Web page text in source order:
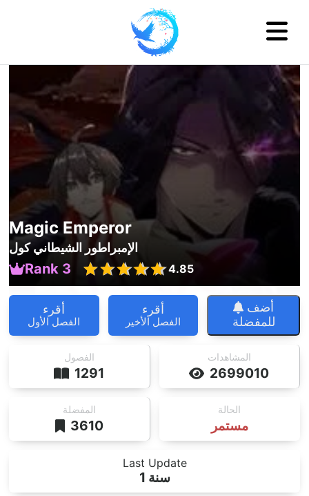
Magic Emperor
الإمبراطور الشيطاني كول
Rank 3 4.85
أقرء
الفصل الأول
أقرء
الفصل الأخير
أضف
للمفضلة
1291
الفصول
2699010
المشاهدات
3610
المفضلة
مستمر
الحالة
Last Update
1 سنة